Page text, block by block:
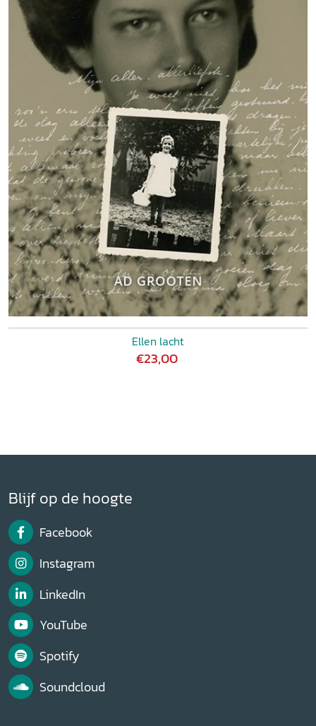
Ellen lacht
€23,00
Blijf op de hoogte
Facebook
Instagram
LinkedIn
YouTube
Spotify
Soundcloud